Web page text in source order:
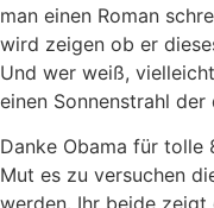
man einen Roman
wird zeigen ob er
Und wer weiß,
einen Sonnenstrahl
Danke Obama für tolle
Mut es zu versuchen
werden. Ihr beide zeigt